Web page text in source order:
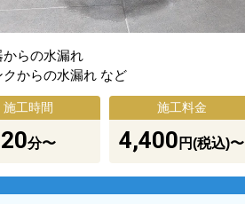
からの水漏れ
クからの水漏れ など
施工時間
20分〜
施工料金
4,400 円(税込)〜